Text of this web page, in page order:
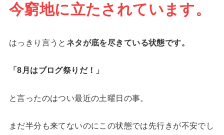
今窮地に立たされています。
はっきり言うと ネタが底を尽きている状態です。
「8月はブログ祭りだ！ 」
と言ったのはつい最近の土曜日の事。
まだ半分も来てないのにこの状態では先行きが不安でし